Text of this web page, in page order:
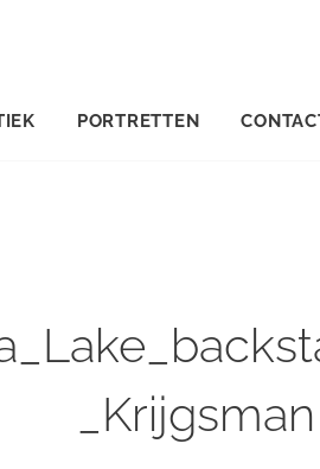
PORTRETTEN